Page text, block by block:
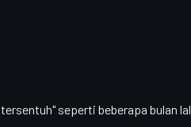
seperti beberapa bulan